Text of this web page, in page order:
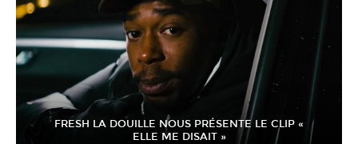
FRESH LA DOUILLE NOUS PRÉSENTE LE CLIP «
ELLE ME DISAIT »